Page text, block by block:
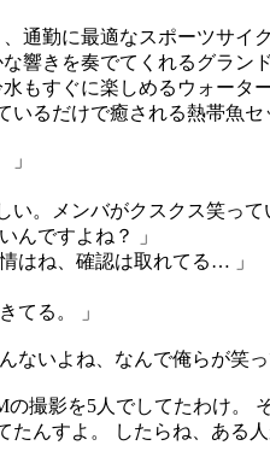
通勤に最適なスポーツサイ
響きを奏でてくれるグラン
もすぐに楽しめるウォータ
いるだけで癒される熱帯魚セ
」
い。メンバがクスクス笑って
んですよね？ 」
はね、確認は取れてる… 」
てる。 」
ないよね、なんで俺らが笑
の撮影を5人でしてたわけ。
たんすよ。 したらね、ある